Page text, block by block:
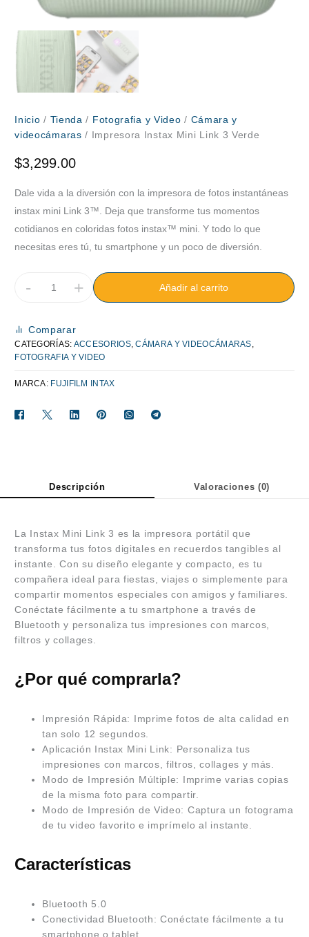
Inicio / Tienda / Fotografia y Video / Cámara y
videocámaras / Impresora Instax Mini Link 3 Verde
$3,299.00
Dale vida a la diversión con la impresora de fotos instantáneas
instax mini Link 3™. Deja que transforme tus momentos
cotidianos en coloridas fotos instax™ mini. Y todo lo que
necesitas eres tú, tu smartphone y un poco de diversión.
+
- Añadir al carrito
Comparar
CATEGORÍAS: ACCESORIOS,CÁMARA Y VIDEOCÁMARAS,
FOTOGRAFIA Y VIDEO
MARCA: FUJIFILM INTAX
Descripción Valoraciones (0)
La Instax Mini Link 3 es la impresora portátil que
transforma tus fotos digitales en recuerdos tangibles al
instante. Con su diseño elegante y compacto, es tu
compañera ideal para fiestas, viajes o simplemente para
compartir momentos especiales con amigos y familiares.
Conéctate fácilmente a tu smartphone a través de
Bluetooth y personaliza tus impresiones con marcos,
filtros y collages.
¿Por qué comprarla?
Impresión Rápida: Imprime fotos de alta calidad en
tan solo 12 segundos.
Aplicación Instax Mini Link: Personaliza tus
impresiones con marcos, filtros, collages y más.
Modo de Impresión Múltiple: Imprime varias copias
de la misma foto para compartir.
Modo de Impresión de Video: Captura un fotograma
de tu video favorito e imprímelo al instante.
Características
Bluetooth 5.0
Conectividad Bluetooth: Conéctate fácilmente a tu
smartphone o tablet.